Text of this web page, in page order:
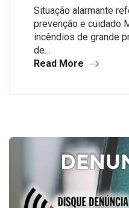
Situação alarmante
prevenção e cuidado
incêndios de grande
de…
Read More